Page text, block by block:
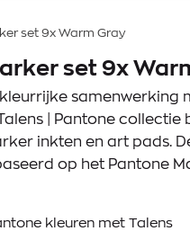
set 9x Warm Gray
set 9x
samenwerking
| Pantone collectie
inkten en art pads.
op het Pantone
kleuren met Talens